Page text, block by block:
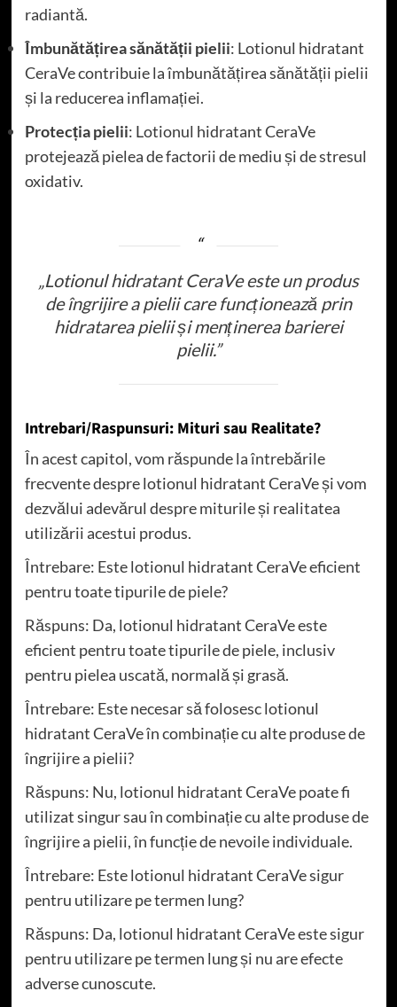
radiantă.
Îmbunătățirea sănătății pielii: Lotionul hidratant
CeraVe contribuie la îmbunătățirea sănătății pielii
și la reducerea inflamației.
Protecția pielii: Lotionul hidratant CeraVe
protejează pielea de factorii de mediu și de stresul
oxidativ.
„Lotionul hidratant CeraVe este un produs
de îngrijire a pielii care funcționează prin
hidratarea pielii și menținerea barierei
pielii.”
Intrebari/Raspunsuri: Mituri sau Realitate?
În acest capitol, vom răspunde la întrebările
frecvente despre lotionul hidratant CeraVe și vom
dezvălui adevărul despre miturile și realitatea
utilizării acestui produs.
Întrebare: Este lotionul hidratant CeraVe eficient
pentru toate tipurile de piele?
Răspuns: Da, lotionul hidratant CeraVe este
eficient pentru toate tipurile de piele, inclusiv
pentru pielea uscată, normală și grasă.
Întrebare: Este necesar să folosesc lotionul
hidratant CeraVe în combinație cu alte produse de
îngrijire a pielii?
Răspuns: Nu, lotionul hidratant CeraVe poate fi
utilizat singur sau în combinație cu alte produse de
îngrijire a pielii, în funcție de nevoile individuale.
Întrebare: Este lotionul hidratant CeraVe sigur
pentru utilizare pe termen lung?
Răspuns: Da, lotionul hidratant CeraVe este sigur
pentru utilizare pe termen lung și nu are efecte
adverse cunoscute.